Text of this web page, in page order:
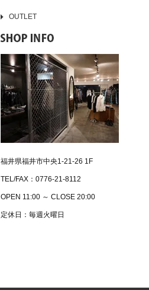
OUTLET
福井県福井市中央1-21-26 1F
TEL/FAX：0776-21-8112
OPEN 11:00 ～ CLOSE 20:00
定休日：毎週火曜日